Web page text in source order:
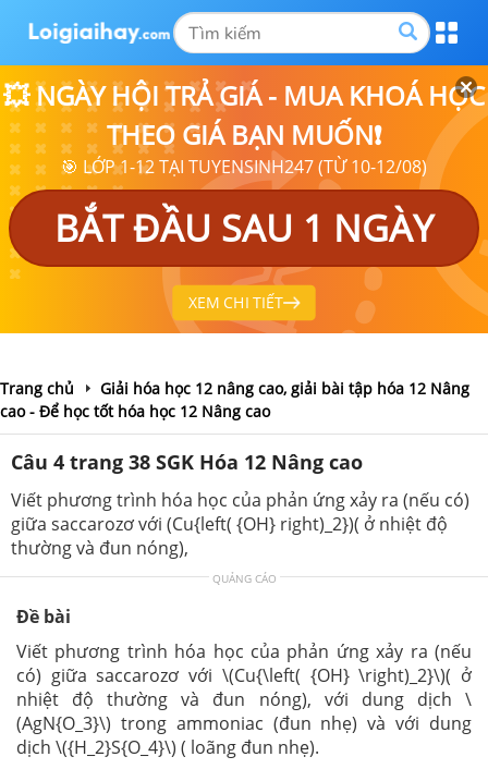
💥 NGÀY HỘI TRẢ GIÁ - MUA KHOÁ HỌC
THEO GIÁ BẠN MUỐN❗
🎯 LỚP 1-12 TẠI TUYENSINH247 (TỪ 10-12/08)
BẮT ĐẦU SAU 1 NGÀY
XEM CHI TIẾT
Trang chủ
Giải hóa học 12 nâng cao, giải bài tập hóa 12 Nâng
cao - Để học tốt hóa học 12 Nâng cao
Câu 4 trang 38 SGK Hóa 12 Nâng cao
Viết phương trình hóa học của phản ứng xảy ra (nếu có)
giữa saccarozơ với (Cu{left( {OH} right)_2})( ở nhiệt độ
thường và đun nóng),
QUẢNG CÁO
Đề bài
Viết phương trình hóa học của phản ứng xảy ra (nếu
có) giữa saccarozơ với \(Cu{\left( {OH} \right)_2}\)( ở
nhiệt độ thường và đun nóng), với dung dịch \
(AgN{O_3}\) trong ammoniac (đun nhẹ) và với dung
dịch \({H_2}S{O_4}\) ( loãng đun nhẹ).